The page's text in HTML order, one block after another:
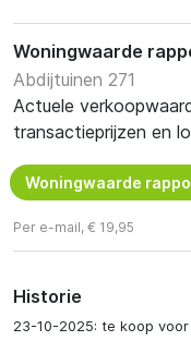
Woningwaarde
Abdijtuinen 271
Actuele
transactieprijzen en
Woningwaarde
Per e-mail, € 19,95
Historie
23-10-2025: te koop